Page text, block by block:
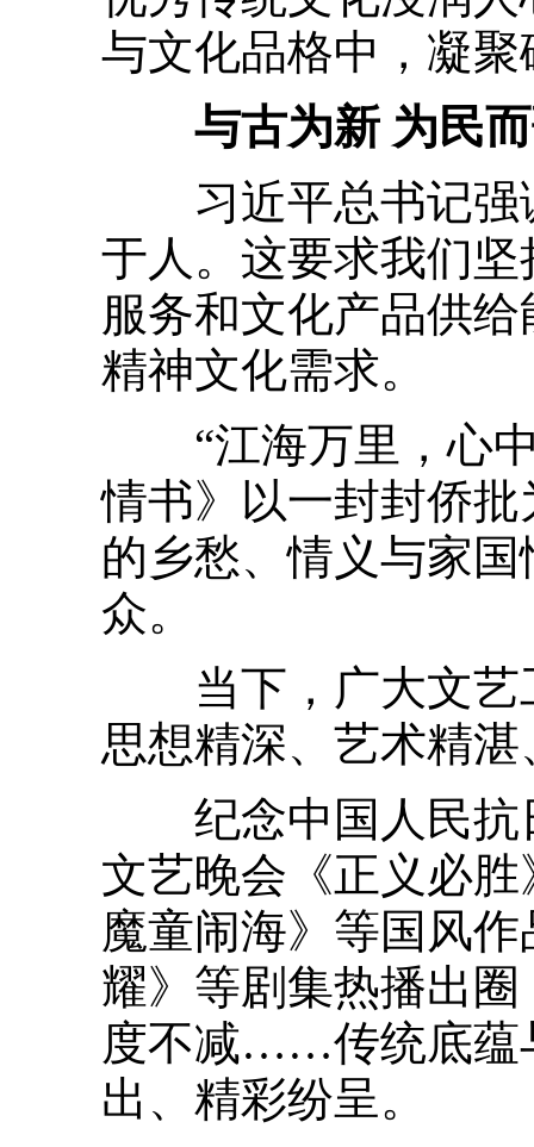
与文化品格中，凝
与古为新 为民
习近平总书记强
于人。这要求我们
服务和文化产品供
精神文化需求。
“江海万里，心中
情书》以一封封侨
的乡愁、情义与家
众。
当下，广大文艺
思想精深、艺术精
纪念中国人民抗
文艺晚会《正义必
魔童闹海》等国风
耀》等剧集热播出
度不减……传统底蕴
出、精彩纷呈。